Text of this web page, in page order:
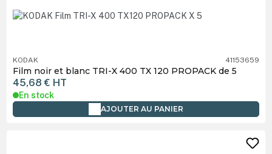
KODAK 41153659
Film noir et blanc TRI-X 400 TX 120 PROPACK de 5
45,68 € HT
En stock
AJOUTER AU PANIER